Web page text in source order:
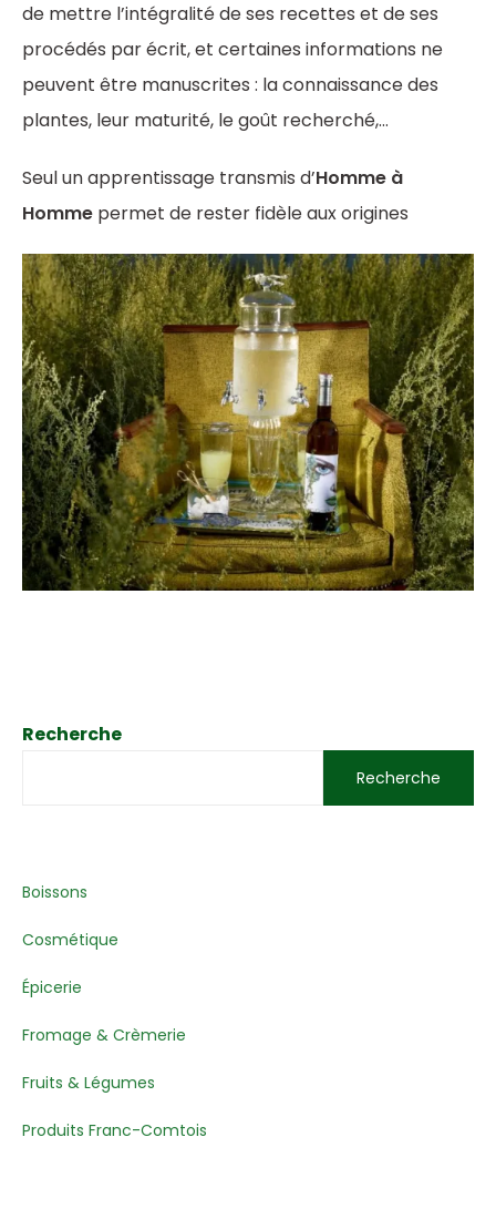
Recherche
Recherche
Boissons
Cosmétique
Épicerie
Fromage & Crèmerie
Fruits & Légumes
Produits Franc-Comtois
de mettre l’intégralité de ses recettes et de ses
procédés par écrit, et certaines informations ne
peuvent être manuscrites : la connaissance des
plantes, leur maturité, le goût recherché,…
Seul un apprentissage transmis d’Homme à
Homme permet de rester fidèle aux origines